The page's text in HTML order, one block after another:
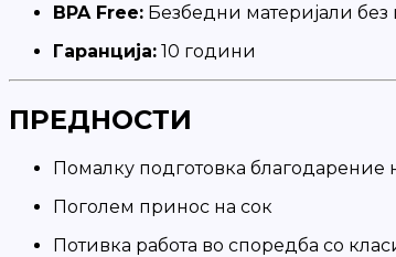
BPA Free: Безбедни материјали без
Гаранција: 10 години
ПРЕДНОСТИ
Помалку подготовка благодарение
Поголем принос на сок
Потивка работа во споредба со